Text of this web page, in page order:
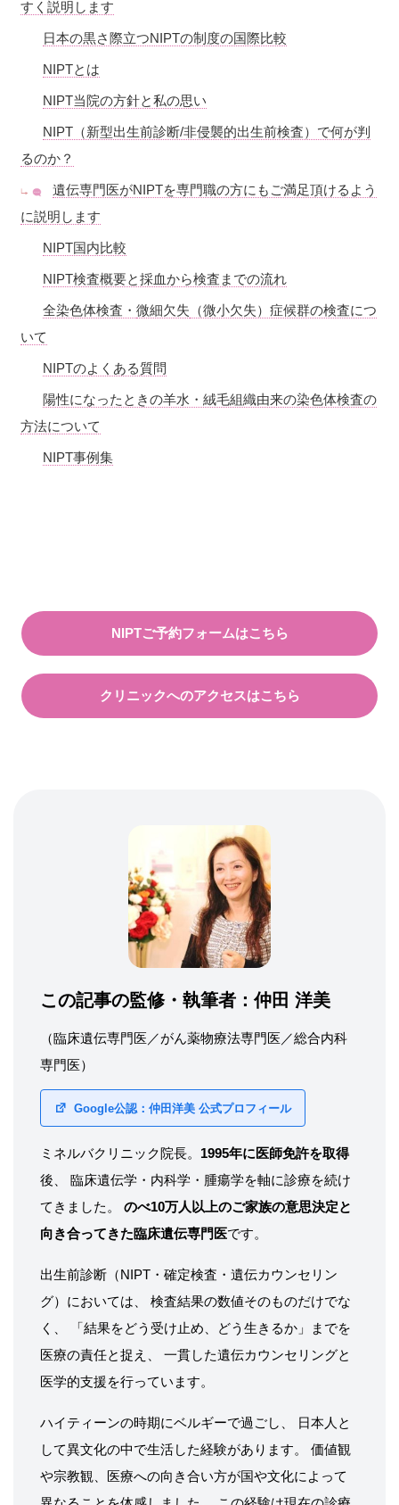
すく説明します
日本の黒さ際立つNIPTの制度の国際比較
NIPTとは
NIPT当院の方針と私の思い
NIPT（新型出生前診断/非侵襲的出生前検査）で何が判
るのか？
遺伝専門医がNIPTを専門職の方にもご満足頂けるよう
に説明します
NIPT国内比較
NIPT検査概要と採血から検査までの流れ
全染色体検査・ 微細欠失 （微小欠失）症候群の検査につ
いて
NIPTのよくある質問
陽性になったときの羊水・絨毛組織由来の染色体検査の
方法について
NIPT事例集
NIPTご予約フォームはこちら
クリニックへのアクセスはこちら
この記事の監修・執筆者：仲田 洋美
（臨床遺伝専門医／がん薬物療法専門医／総合内科
専門医）
Google公認：仲田洋美 公式プロフィール
ミネルバクリニック院長。 1995年に医師免許を取得
後、 臨床遺伝学・内科学・腫瘍学を軸に診療を続け
てきました。 のべ10万人以上のご家族の意思決定と
向き合ってきた臨床遺伝専門医です。
出生前診断（NIPT・確定検査・遺伝カウンセリン
グ）においては、 検査結果の数値そのものだけでな
く、 「結果をどう受け止め、どう生きるか」までを
医療の責任と捉え、 一貫した遺伝カウンセリングと
医学的支援を行っています。
ハイティーンの時期にベルギーで過ごし、 日本人と
して異文化の中で生活した経験があります。 価値観
や宗教観、医療への向き合い方が国や文化によって